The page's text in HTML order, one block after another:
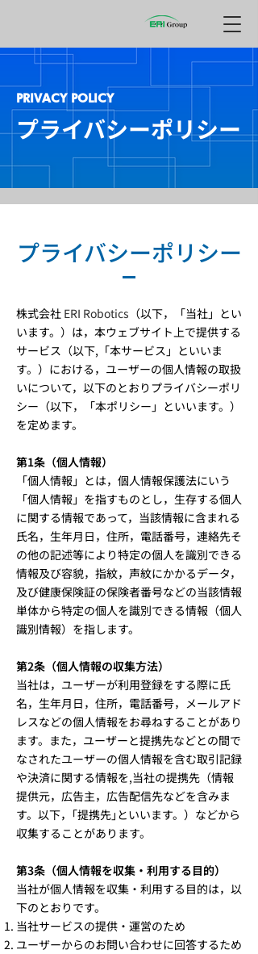
PRIVACY POLICY
プライバシーポリシー
プライバシーポリシー
株式会社 ERI Robotics （以下，「当社」とい
います。）は，本ウェブサイト上で提供する
サービス（以下,「本サービス」といいま
す。）における，ユーザーの個人情報の取扱
いについて，以下のとおりプライバシーポリ
シー（以下，「本ポリシー」といいます。）
を定めます。
第1条（個人情報）
「個人情報」とは，個人情報保護法にいう
「個人情報」を指すものとし，生存する個人
に関する情報であって，当該情報に含まれる
氏名，生年月日，住所，電話番号，連絡先そ
の他の記述等により特定の個人を識別できる
情報及び容貌，指紋，声紋にかかるデータ，
及び健康保険証の保険者番号などの当該情報
単体から特定の個人を識別できる情報（個人
識別情報）を指します。
第2条（個人情報の収集方法）
当社は，ユーザーが利用登録をする際に氏
名，生年月日，住所，電話番号，メールアド
レスなどの個人情報をお尋ねすることがあり
ます。また，ユーザーと提携先などとの間で
なされたユーザーの個人情報を含む取引記録
や決済に関する情報を,当社の提携先（情報
提供元，広告主，広告配信先などを含みま
す。以下，｢提携先｣といいます。）などから
収集することがあります。
第3条（個人情報を収集・利用する目的）
当社が個人情報を収集・利用する目的は，以
下のとおりです。
当社サービスの提供・運営のため
ユーザーからのお問い合わせに回答するため